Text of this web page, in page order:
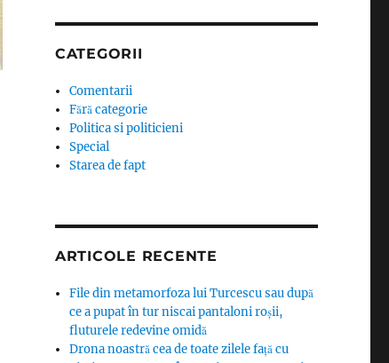
CATEGORII
Comentarii
Fără categorie
Politica si politicieni
Special
Starea de fapt
ARTICOLE RECENTE
File din metamorfoza lui Turcescu sau după
ce a pupat în tur niscai pantaloni roșii,
fluturele redevine omidă
Drona noastră cea de toate zilele față cu